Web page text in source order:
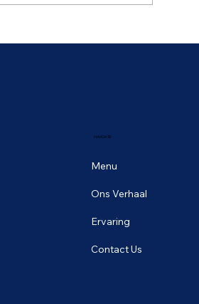
Menu
Ons Verhaal
Ervaring
Contact Us
NAVIGATIE